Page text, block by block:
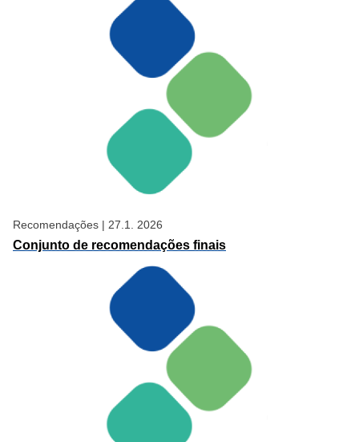
Recomendações | 27.1. 2026
Conjunto de recomendações finais